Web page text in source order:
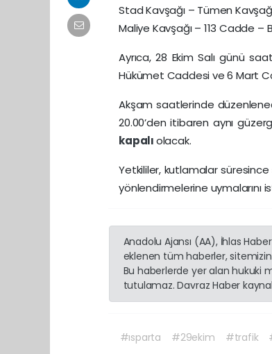
Stad Kavşağı – Tümen
Maliye Kavşağı – 113 Cadde –
Ayrıca, 28 Ekim Salı günü
Hükümet Caddesi ve 6 Mart
Akşam saatlerinde
20.00’den itibaren aynı
kapalıolacak.
Yetkililer, kutlamalar
yönlendirmelerine uymalarını
Anadolu Ajansı (AA), İhlas
eklenen tüm haberler,
Bu haberlerde yer alan hukuki
tutulamaz. Davraz Haber
#ısparta #29ekim #trafik